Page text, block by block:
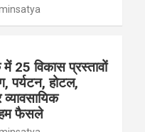
में 25 विकास प्रस्तावों
पर्यटन, होटल,
फैसले